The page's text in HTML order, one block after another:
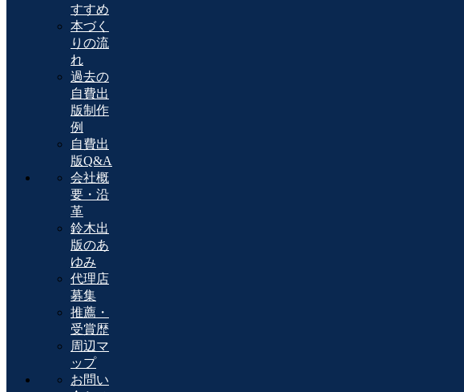
すすめ
本づく
りの流
れ
過去の
自費出
版制作
例
自費出
版Q&A
会社概
要・沿
革
鈴木出
版のあ
ゆみ
代理店
募集
推薦・
受賞歴
周辺マ
ップ
お問い